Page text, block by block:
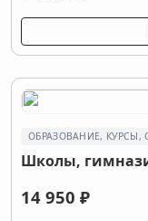
ОБРАЗОВАНИЕ, КУРСЫ,
Школы,
14 950 ₽